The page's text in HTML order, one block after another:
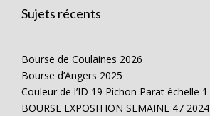
Sujets récents
Bourse de Coulaines 2026
Bourse d’Angers 2025
Couleur de l’ID 19 Pichon Parat échelle 1
BOURSE EXPOSITION SEMAINE 47 2024